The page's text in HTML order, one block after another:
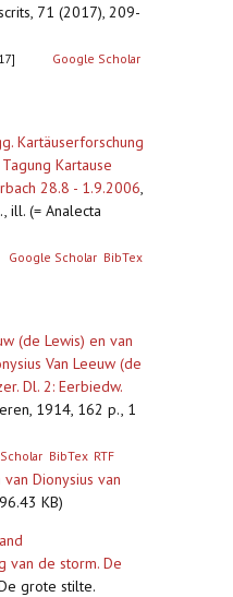
71 (2017), 209-
Google Scholar
Kartäuserforschung
Kartause
28.8 - 1.9.2006,
ill. (= Analecta
Google Scholar BibTex
(de Lewis) en van
Van Leeuw (de
Dl. 2: Eerbiedw.
1914, 162 p., 1
BibTex RTF
Dionysius van
KB)
van de storm. De
grote stilte.